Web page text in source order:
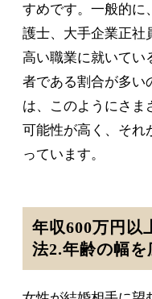
すめです。一般的に
護士、大手企業正社
高い職業に就いてい
者である割合が多い
は、このようにさま
可能性が高く、それ
っています。
年収600万円以
法2.年齢の幅を